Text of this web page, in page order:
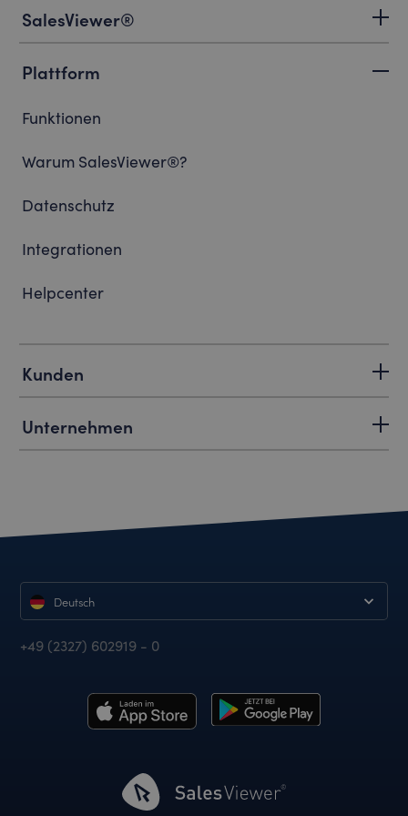
SalesViewer®
Plattform
Funktionen
Warum SalesViewer®?
Datenschutz
Integrationen
Helpcenter
Kunden
Unternehmen
Deutsch
+49 (2327) 602919 - 0